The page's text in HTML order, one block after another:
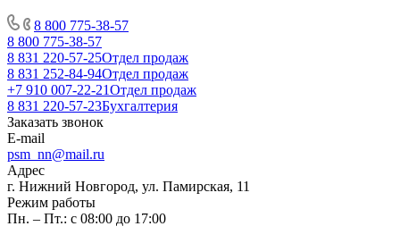
8 800 775-38-57
8 800 775-38-57
8 831 220-57-25Отдел продаж
8 831 252-84-94Отдел продаж
+7 910 007-22-21Отдел продаж
8 831 220-57-23Бухгалтерия
Заказать звонок
E-mail
psm_nn@mail.ru
Адрес
г. Нижний Новгород, ул. Памирская, 11
Режим работы
Пн. – Пт.: с 08:00 до 17:00